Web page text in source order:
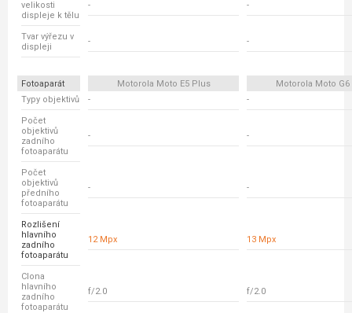
velikosti
displeje k tělu
- -
Tvar výřezu v
displeji
- -
Fotoaparát Motorola Moto E5 Plus
Motorola Moto G6
Typy objektivů
- -
Počet
objektivů
zadního
fotoaparátu
- -
Počet
objektivů
předního
fotoaparátu
- -
Rozlišení
hlavního
zadního
fotoaparátu
12 Mpx 13 Mpx
Clona
hlavního
zadního
fotoaparátu
f/2.0 f/2.0